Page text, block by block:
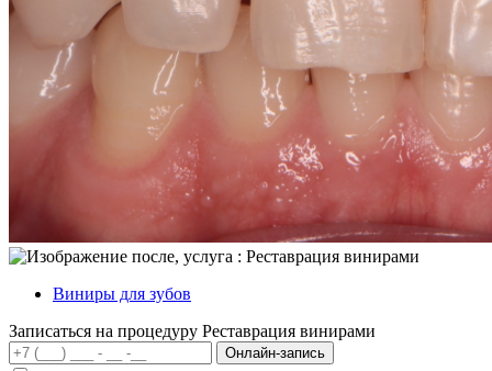
Виниры для зубов
Записаться на процедуру Реставрация винирами
Онлайн-запись